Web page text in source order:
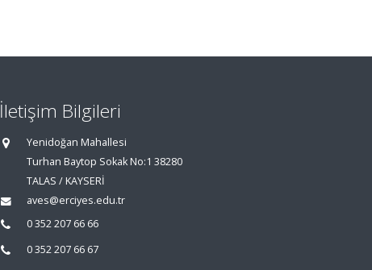
İletişim Bilgileri
Yenidoğan Mahallesi
Turhan Baytop Sokak No:1 38280
TALAS / KAYSERİ
aves@erciyes.edu.tr
0 352 207 66 66
0 352 207 66 67